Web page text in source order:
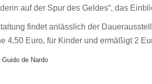
auf der Spur des Geldes“, das
findet anlässlich der
4,50 Euro, für Kinder und ermäßigt 2
de Nardo